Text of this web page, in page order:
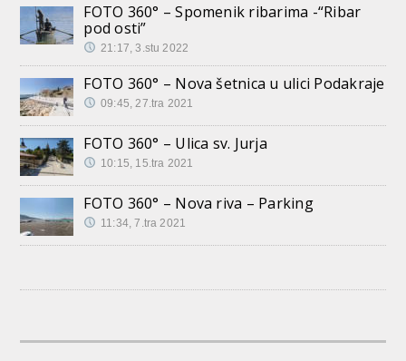
FOTO 360° – Spomenik ribarima -“Ribar
pod osti”
21:17, 3.stu 2022
FOTO 360° – Nova šetnica u ulici Podakraje
09:45, 27.tra 2021
FOTO 360° – Ulica sv. Jurja
10:15, 15.tra 2021
FOTO 360° – Nova riva – Parking
11:34, 7.tra 2021